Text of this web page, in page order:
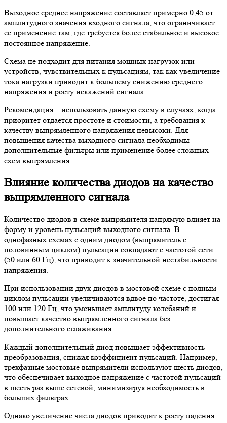
Выходное среднее напряжение составляет примерно 0,45 от
амплитудного значения входного сигнала, что ограничивает
её применение там, где требуется более стабильное и высокое
постоянное напряжение.
Схема не подходит для питания мощных нагрузок или
устройств, чувствительных к пульсациям, так как увеличение
тока нагрузки приводит к большему снижению среднего
напряжения и росту искажений сигнала.
Рекомендация – использовать данную схему в случаях, когда
приоритет отдается простоте и стоимости, а требования к
качеству выпрямленного напряжения невысоки. Для
повышения качества выходного сигнала необходимы
дополнительные фильтры или применение более сложных
схем выпрямления.
Влияние количества диодов на качество
выпрямленного сигнала
Количество диодов в схеме выпрямителя напрямую влияет на
форму и уровень пульсаций выходного сигнала. В
однофазных схемах с одним диодом (выпрямитель с
половинным циклом) пульсации совпадают с частотой сети
(50 или 60 Гц), что приводит к значительной нестабильности
напряжения.
При использовании двух диодов в мостовой схеме с полным
циклом пульсации увеличиваются вдвое по частоте, достигая
100 или 120 Гц, что уменьшает амплитуду колебаний и
повышает качество выпрямленного сигнала без
дополнительного сглаживания.
Каждый дополнительный диод повышает эффективность
преобразования, снижая коэффициент пульсаций. Например,
трехфазные мостовые выпрямители используют шесть диодов,
что обеспечивает выходное напряжение с частотой пульсаций
в шесть раз выше сетевой, минимизируя необходимость в
больших фильтрах.
Однако увеличение числа диодов приводит к росту падения